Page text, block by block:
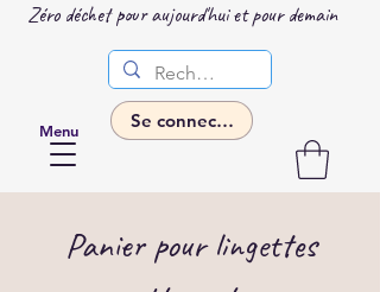
Zéro déchet pour aujourd'hui et pour demain
Menu Se connecter
Panier pour lingettes